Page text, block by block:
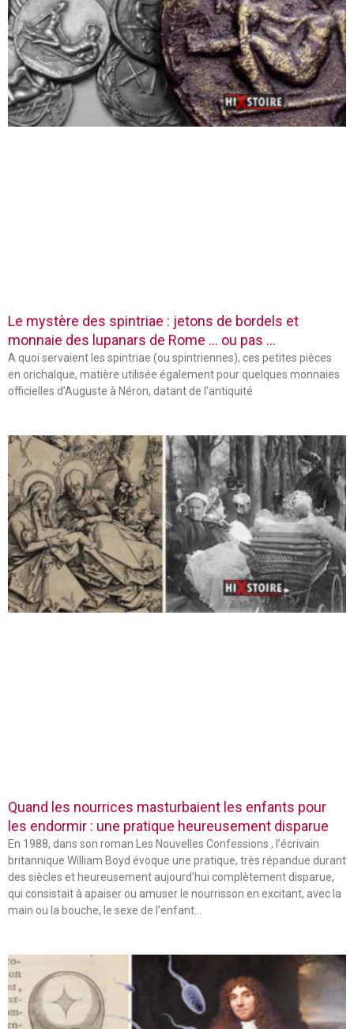
Le mystère des spintriae : jetons de bordels et
monnaie des lupanars de Rome … ou pas …
A quoi servaient les spintriae (ou spintriennes), ces petites pièces
en orichalque, matière utilisée également pour quelques monnaies
officielles d’Auguste à Néron, datant de l’antiquité
Quand les nourrices masturbaient les enfants pour
les endormir : une pratique heureusement disparue
En 1988, dans son roman Les Nouvelles Confessions , l’écrivain
britannique William Boyd évoque une pratique, très répandue durant
des siècles et heureusement aujourd’hui complètement disparue,
qui consistait à apaiser ou amuser le nourrisson en excitant, avec la
main ou la bouche, le sexe de l’enfant…